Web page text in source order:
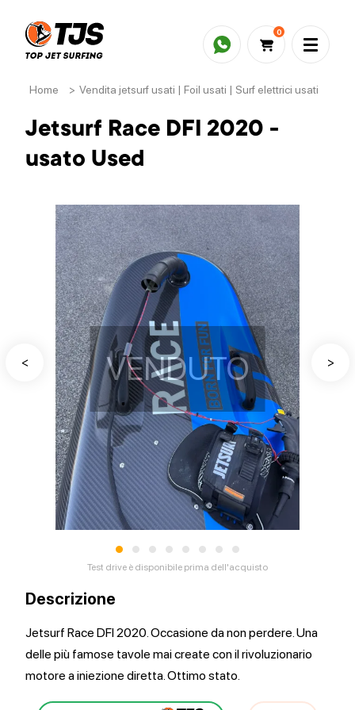
0
Home > Vendita jetsurf usati | Foil usati | Surf elettrici usati
Jetsurf Race DFI 2020 -
usato Used
>
< VENDUTO
• • • • • • • •
Test drive è disponibile prima dell'acquisto
Descrizione
Jetsurf Race DFI 2020. Occasione da non perdere. Una
delle più famose tavole mai create con il rivoluzionario
motore a iniezione diretta. Ottimo stato.